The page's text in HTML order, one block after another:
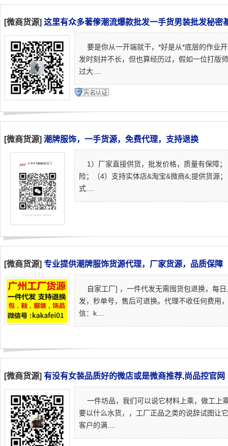
[微商货源] 这里有众多著偧潮流爆款批发一手货男装批发秘密
要是你从一开端就干，*好是从*底层的作业
发时刻并不长，但也算经历过，假如一位打版
过大....
[微商货源] 潮牌服饰，一手货源，免费代理，支持退换
1）厂家直接供货，批发价格，质量有保障
险；（4）支持实体店&淘宝&微商&;提供货源
式....
[微商货源] 专业提供潮牌服饰货源代理，厂家货源，品质保障
自家工厂] ，一件代发无需囤货包退换，每
发，秒单号，售后可退换。代理不收任何费用
信：k....
[微商货源] 有没有女装品质好的微店或是微商推荐,尚品控官网
一件坊品，我们可以说它材料上乘，做工上
要以什么水货，，工厂正品之类的说辞试图让
客户的满....